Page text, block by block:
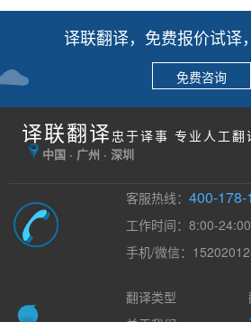
译联翻译，免费报价试译
免费咨询
译联翻译 忠于译事 专业人工翻
中国 · 广州 · 深圳
客服热线：400-178-
工作时间：8:00-
手机/微信：
翻译类型